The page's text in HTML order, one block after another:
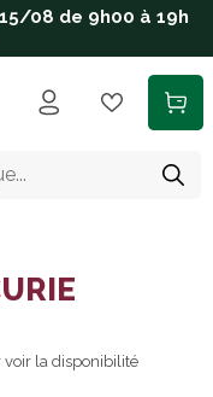
08 de 9h00 à 19h
voir la disponibilité